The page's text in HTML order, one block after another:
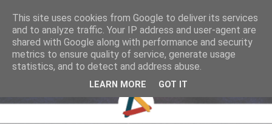
This site uses cookies from Google to deliver its services
and to analyze traffic. Your IP address and user-agent are
shared with Google along with performance and security
metrics to ensure quality of service, generate usage
statistics, and to detect and address abuse.
LEARN MORE GOT IT